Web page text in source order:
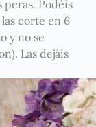
peras. Podéis
corte en 6
y no se
Las dejáis